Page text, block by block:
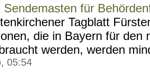
Sendemasten für
Tagblatt
die in Bayern für den
werden, werden
05:54